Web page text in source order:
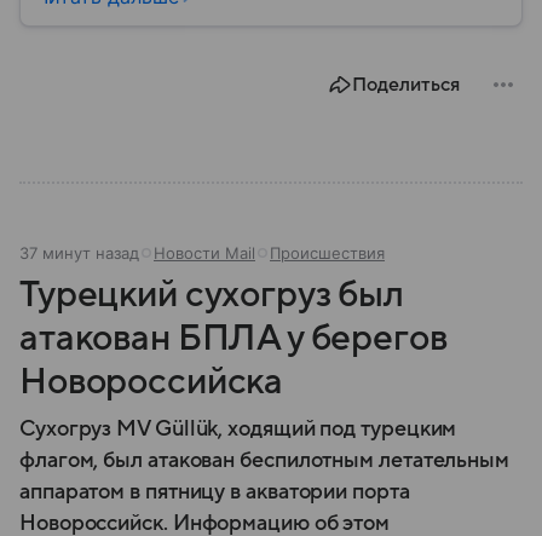
Поделиться
37 минут назад Новости Mail Происшествия
Турецкий сухогруз был
атакован БПЛА у берегов
Новороссийска
Сухогруз MV Güllük, ходящий под турецким
флагом, был атакован беспилотным летательным
аппаратом в пятницу в акватории порта
Новороссийск. Информацию об этом